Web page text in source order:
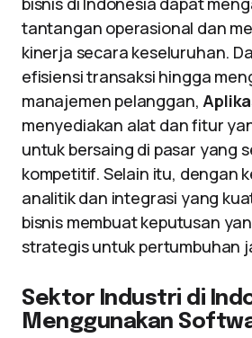
tantangan operasional dan
kinerja secara keseluruhan.
efisiensi transaksi hingga
manajemen pelanggan,
menyediakan alat dan fitur
untuk bersaing di pasar yang
kompetitif. Selain itu, dengan
analitik dan integrasi yang
bisnis membuat keputusan
strategis untuk pertumbuhan
Sektor Industri di
Menggunakan